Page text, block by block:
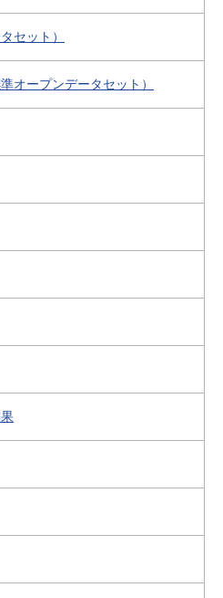
セット）
オープンデータセット）